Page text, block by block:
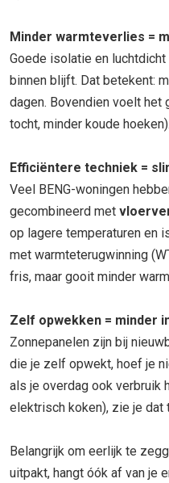
Minder warmteverlies =
Goede isolatie en
binnen blijft. Dat betekent:
dagen. Bovendien voelt het
tocht, minder koude hoeken).
Efficiëntere techniek =
Veel BENG-woningen
gecombineerd met
op lagere temperaturen en
met warmteterugwinning
fris, maar gooit minder
Zelf opwekken = minder
Zonnepanelen zijn bij
die je zelf opwekt, hoef je
als je overdag ook verbruik
elektrisch koken), zie je dat
Belangrijk om eerlijk te
uitpakt, hangt óók af van je